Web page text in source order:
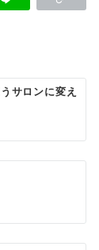
サロンに変え